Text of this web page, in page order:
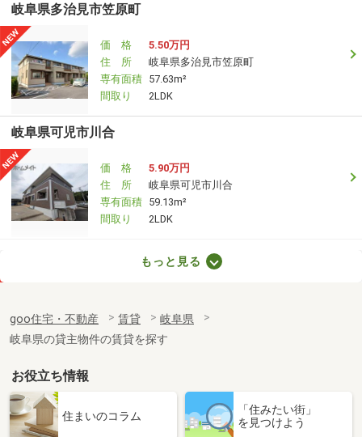
岐阜県多治見市笠原町
価 格
5.50万円
住 所
岐阜県多治見市笠原町
専有面積 57.63m²
間取り
2LDK
岐阜県可児市川合
価 格
5.90万円
住 所
岐阜県可児市川合
専有面積 59.13m²
間取り
2LDK
岐阜県多治見市生田町５
専有面積
57.64m²
間取り
2LDK
岐阜県土岐市泉町大富
価 格
7.75万円
岐阜県土岐市泉町大富
もっと見る
goo住宅・不動産 賃貸
岐阜県
岐阜県の貸主物件の賃貸を探す
お役立ち情報
住まいのコラム
「住みたい街」
を見つけよう